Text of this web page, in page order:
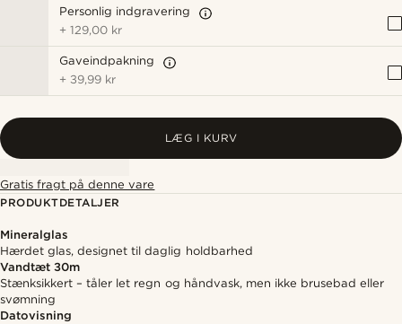
Personlig indgravering
+129,00 kr
Gaveindpakning
+ 39,99 kr
LÆG I KURV
Gratis fragt på denne vare
PRODUKTDETALJER
Mineralglas
Hærdet glas, designet til daglig holdbarhed
Vandtæt 30m
Stænksikkert – tåler let regn og håndvask, men ikke brusebad eller
svømning
Datovisning